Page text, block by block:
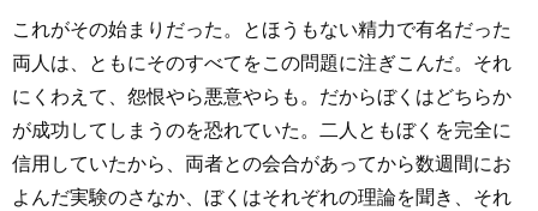
これがその始まりだった。とほうもない精力で有名だった
両人は、ともにそのすべてをこの問題に注ぎこんだ。それ
にくわえて、怨恨やら悪意やらも。だからぼくはどちらか
が成功してしまうのを恐れていた。二人ともぼくを完全に
信用していたから、両者との会合があってから数週間にお
よんだ実験のさなか、ぼくはそれぞれの理論を聞き、それ